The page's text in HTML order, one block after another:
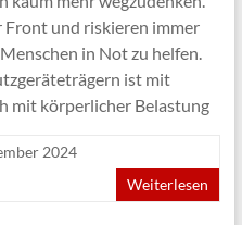
Front und riskieren immer
in Not zu helfen.
ist mit
mit körperlicher Belastung
2024
Weiterlesen